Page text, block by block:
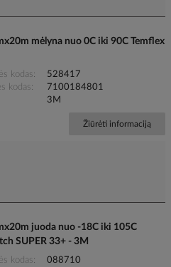
mėlyna nuo 0C iki 90C Temflex
kodas
528417
kodas
7100184801
3M
Žiūrėti informaciją
juoda nuo -18C iki 105C
SUPER 33+ - 3M
kodas
088710